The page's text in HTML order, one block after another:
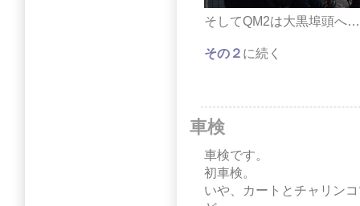
そしてQM2は大黒埠頭へ…
その２ に続く
車検
車検です。
初車検。
いや、カートとチャリン